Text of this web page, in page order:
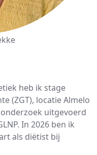
heb ik stage
(ZGT), locatie Almelo
uitgevoerd
In 2026 ben ik
als diëtist bij